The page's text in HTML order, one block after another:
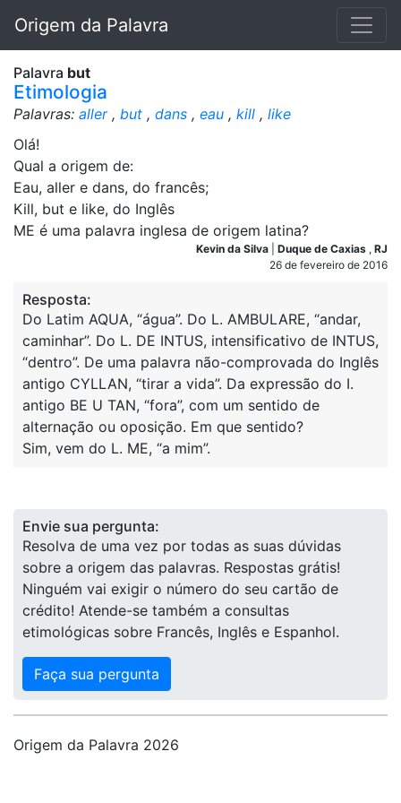
Origem da Palavra
Palavra but
Etimologia
Palavras: aller, but , dans , eau , kill , like
Olá!
Qual a origem de:
Eau, aller e dans, do francês;
Kill, but e like, do Inglês
ME é uma palavra inglesa de origem latina?
Kevin da Silva Duque de Caxias , RJ
26 de fevereiro de 2016
Resposta:
Do Latim AQUA, “água”. Do L. AMBULARE, “andar,
caminhar”. Do L. DE INTUS, intensificativo de INTUS,
“dentro”. De uma palavra não-comprovada do Inglês
antigo CYLLAN, “tirar a vida”. Da expressão do I.
antigo BE U TAN, “fora”, com um sentido de
alternação ou oposição. Em que sentido?
Sim, vem do L. ME, “a mim”.
Envie sua pergunta:
Resolva de uma vez por todas as suas dúvidas
sobre a origem das palavras. Respostas grátis!
Ninguém vai exigir o número do seu cartão de
crédito! Atende-se também a consultas
etimológicas sobre Francês, Inglês e Espanhol.
Faça sua pergunta
Origem da Palavra 2026